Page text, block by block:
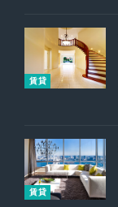
賃貸
賃貸